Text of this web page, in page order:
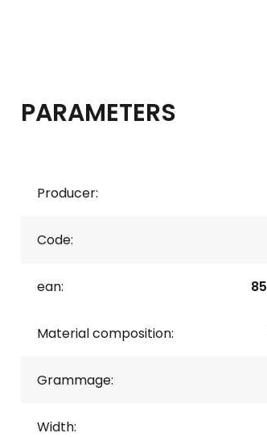
PARAMETERS
Producer:
Code:
ean:
Material composition:
Grammage:
Width: